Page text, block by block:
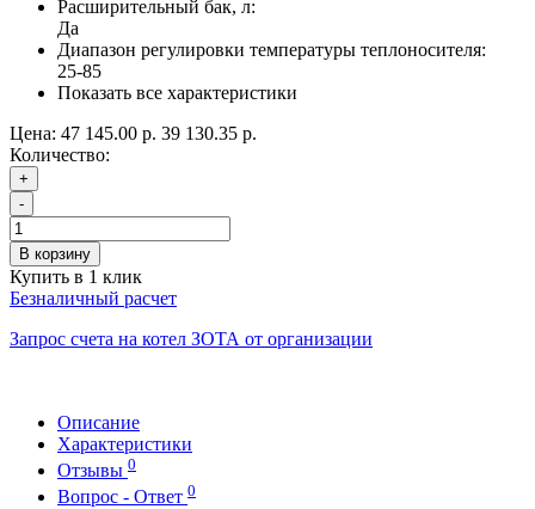
Расширительный бак, л:
Да
Диапазон регулировки температуры теплоносителя:
25-85
Показать все характеристики
Цена: 47 145.00 р. 39 130.35 р.
Количество:
+
-
В корзину
Купить в 1 клик
Безналичный расчет
Запрос счета на котел ЗОТА от организации
Описание
Характеристики
Отзывы 0
Вопрос - Ответ 0